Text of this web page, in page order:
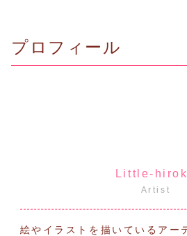
プロフィール
Little-
Artist
絵やイラストを描いているア